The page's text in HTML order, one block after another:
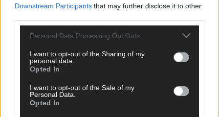
Downstream Participants that may further disclose it to other
Personal Data Processing Opt Outs
I want to opt-out of the Sharing of my
personal data.
Opted In
I want to opt-out of the Sale of my
Personal Data.
Opted In
CHECK UNS AUF FACEBOOK